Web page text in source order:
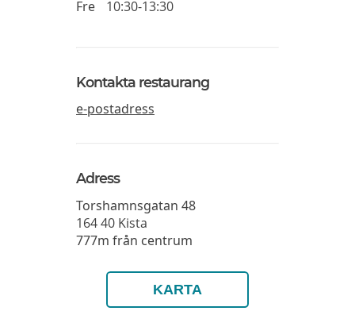
Fre 10:30-13:30
Kontakta restaurang
e-postadress
Adress
Torshamnsgatan 48
164 40 Kista
777m från centrum
KARTA